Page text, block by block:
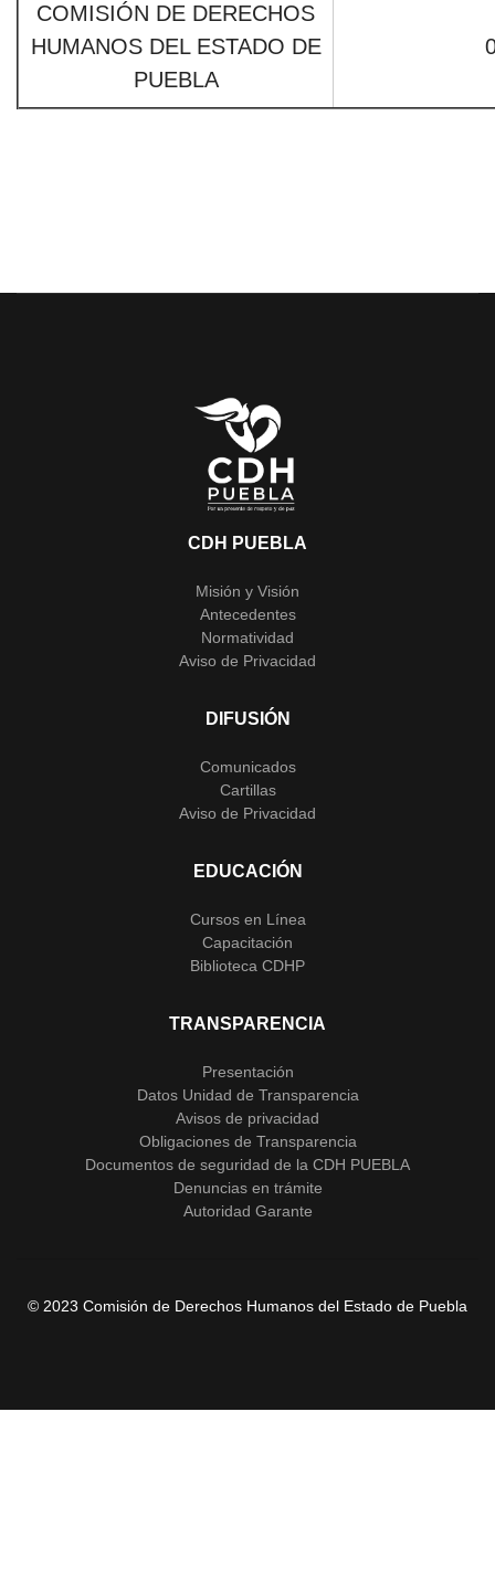
COMISIÓN DE DERECHOS
HUMANOS DEL ESTADO DE
PUEBLA
CDH PUEBLA
Misión y Visión
Antecedentes
Normatividad
Aviso de Privacidad
DIFUSIÓN
Comunicados
Cartillas
Aviso de Privacidad
EDUCACIÓN
Cursos en Línea
Capacitación
Biblioteca CDHP
TRANSPARENCIA
Presentación
Datos Unidad de Transparencia
Avisos de privacidad
Obligaciones de Transparencia
Documentos de seguridad de la CDH PUEBLA
Denuncias en trámite
Autoridad Garante
© 2023 Comisión de Derechos Humanos del Estado de Puebla